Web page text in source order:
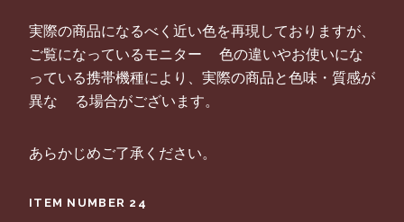
実際の商品になるべく近い色を再現しておりますが、
ご覧になっているモニター 色の違いやお使いにな
っている携帯機種により、実際の商品と色味・質感が
異な る場合がございます。
あらかじめご了承ください。
ITEM NUMBER 24